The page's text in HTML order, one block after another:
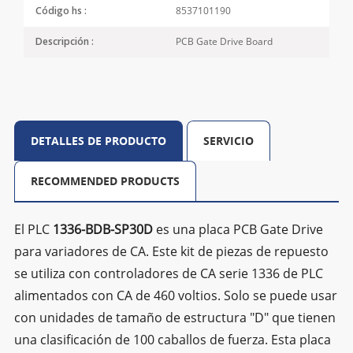
Código hs : 8537101190
Descripción : PCB Gate Drive Board
DETALLES DE PRODUCTO SERVICIO
RECOMMENDED PRODUCTS
El PLC 1336-BDB-SP30Des una placa PCB Gate Drive
para variadores de CA. Este kit de piezas de repuesto
se utiliza con controladores de CA serie 1336 de PLC
alimentados con CA de 460 voltios. Solo se puede usar
con unidades de tamaño de estructura "D" que tienen
una clasificación de 100 caballos de fuerza. Esta placa